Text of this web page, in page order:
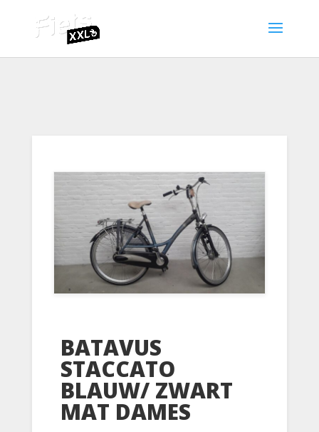
BATAVUS
STACCATO
BLAUW/ ZWART
MAT DAMES